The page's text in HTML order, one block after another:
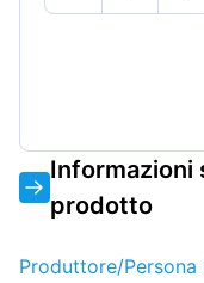
Informazioni
prodotto
Produttore/Persona